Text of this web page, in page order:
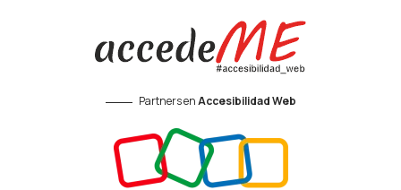
Partners enAccesibilidad Web